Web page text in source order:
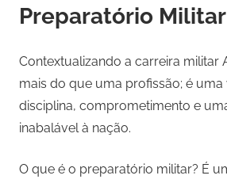
Preparatório Militar
Contextualizando a carreira militar
mais do que uma profissão; é
disciplina, comprometimento e
inabalável à nação.
O que é o preparatório militar? É